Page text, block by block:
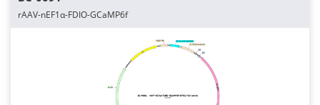
rAAV-nEF1α-FDIO-GCaMP6f